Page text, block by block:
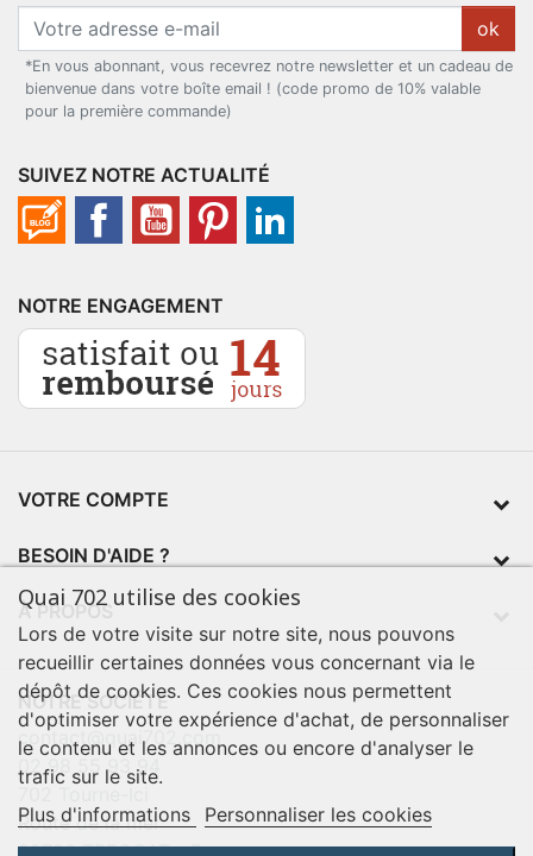
ok
*En vous abonnant, vous recevrez notre newsletter et un cadeau de
bienvenue dans votre boîte email ! (code promo de 10% valable
pour la première commande)
SUIVEZ NOTRE ACTUALITÉ
NOTRE ENGAGEMENT
VOTRE COMPTE
BESOIN D'AIDE ?
À PROPOS
NOTRE SOCIÉTÉ
contact@quai702.com
02 98 55 93 94
Route de la mer
Quai 702 utilise des cookies
Lors de votre visite sur notre site, nous pouvons
recueillir certaines données vous concernant via le
dépôt de cookies. Ces cookies nous permettent
d'optimiser votre expérience d'achat, de personnaliser
le contenu et les annonces ou encore d'analyser le
trafic sur le site.
Plus d'informations
Personnaliser les cookies